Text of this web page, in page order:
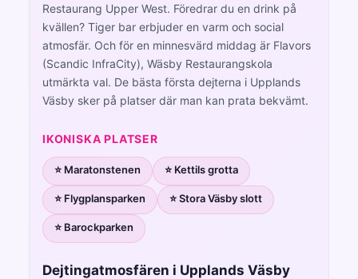
Restaurang Upper West. Föredrar du en drink på
kvällen? Tiger bar erbjuder en varm och social
atmosfär. Och för en minnesvärd middag är Flavors
(Scandic InfraCity), Wäsby Restaurangskola
utmärkta val. De bästa första dejterna i Upplands
Väsby sker på platser där man kan prata bekvämt.
IKONISKA PLATSER
⭐ Maratonstenen ⭐ Kettils grotta
⭐ Flygplansparken ⭐ Stora Väsby slott
⭐ Barockparken
Dejtingatmosfären i Upplands Väsby